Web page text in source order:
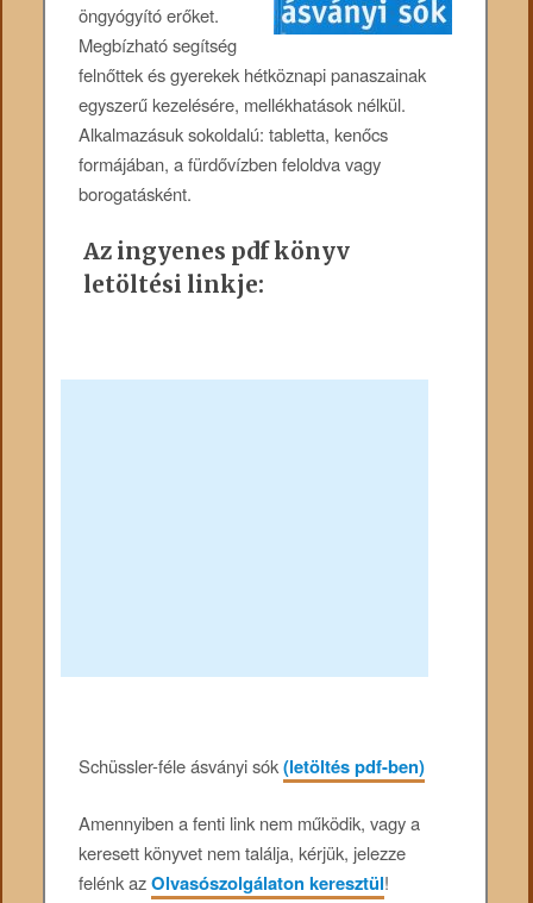
öngyógyító erőket.
Megbízható segítség
felnőttek és gyerekek hétköznapi panaszainak
egyszerű kezelésére, mellékhatások nélkül.
Alkalmazásuk sokoldalú: tabletta, kenőcs
formájában, a fürdővízben feloldva vagy
borogatásként.
Az ingyenes pdf könyv
letöltési linkje:
Schüssler-féle ásványi sók(letöltés pdf-ben)
Amennyiben a fenti link nem működik, vagy a
keresett könyvet nem találja, kérjük, jelezze
felénk azOlvasószolgálaton keresztül!